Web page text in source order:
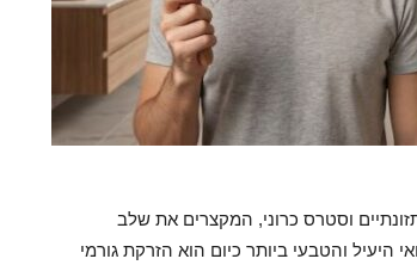
וסטרס כרוני, המקצרים את שלב
היעיל והטבעי ביותר כיום הוא הזרקת גורמי